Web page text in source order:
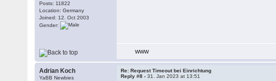
Posts: 11822
Location: Germany
Joined: 12. Oct 2003
Gender:
WWW
Adrian Koch
YaBB Newbies
Re: Request Timeout bei Einrichtung
Reply #8 -31. Jan 2023 at 13:51